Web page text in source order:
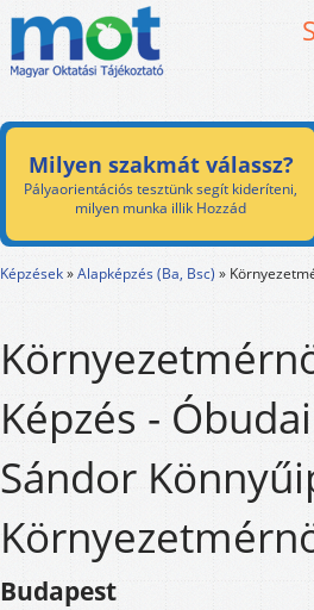
Milyen szakmát válassz?
Pályaorientációs tesztünk segít kideríteni,
milyen munka illik Hozzád
Képzések»Alapképzés (Ba, Bsc) »
Képzés -
Sándor
Budapest